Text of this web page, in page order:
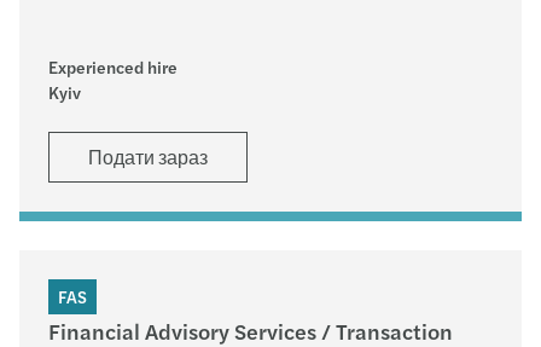
Experienced hire
Kyiv
Подати зараз
FAS
Financial Advisory Services / Transaction